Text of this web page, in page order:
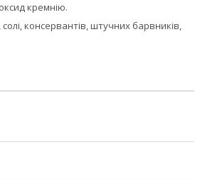
кремнію.
консервантів, штучних барвників,